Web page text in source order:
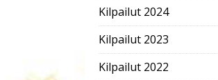
Kilpailut 2024
Kilpailut 2023
Kilpailut 2022